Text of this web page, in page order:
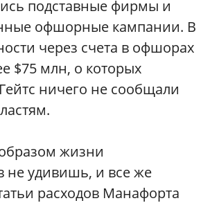
подставные фирмы и
офшорные кампании. В
через счета в офшорах
$75 млн, о которых
ничего не сообщали
жизни
не удивишь, и все же
расходов Манафорта